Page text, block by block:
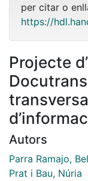
per citar o
https://
Projecte
Autors
Parra Ramajo,
Prat i Bau, Núria